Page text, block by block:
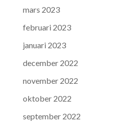
mars 2023
februari 2023
januari 2023
december 2022
november 2022
oktober 2022
september 2022